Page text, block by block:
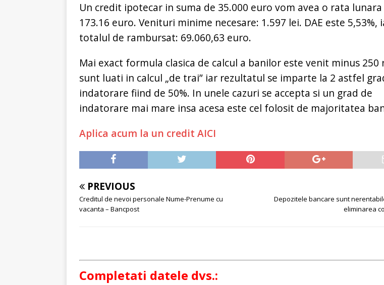
Un credit ipotecar in suma de 35.000 euro vom avea o rata lunara
173.16 euro. Venituri minime necesare: 1.597 lei. DAE este 5,53%,
totalul de rambursat: 69.060,63 euro.
Mai exact formula clasica de calcul a banilor este venit minus 250
sunt luati in calcul „de trai” iar rezultatul se imparte la 2 astfel
indatorare fiind de 50%. In unele cazuri se accepta si un grad de
indatorare mai mare insa acesa este cel folosit de majoritatea
Aplica acum la un credit AICI
PREVIOUS
Creditul de nevoi personale Nume-Prenume cu
vacanta – Bancpost
Depozitele bancare sunt
eliminarea
Completati datele dvs.: